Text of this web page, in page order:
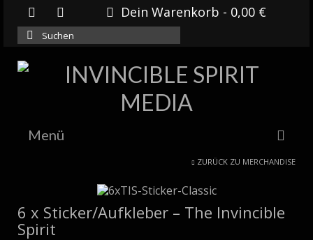
Dein Warenkorb - 0,00 €
Suchen
nach:
Menü
DOWNLOADS
ZURÜCK ZU MERCHANDISE
6 x Sticker/Aufkleber – The Invincible
Spirit